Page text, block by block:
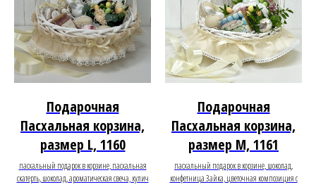
Подарочная
Пасхальная корзина,
размер L, 1160
пасхальный подарок в корзине, пасхальная
скатерть, шоколад, ароматическая свеча, кулич
Подарочная
Пасхальная корзина,
размер M, 1161
пасхальный подарок в корзине, шоколад,
конфетница Зайка, цветочная композиция с